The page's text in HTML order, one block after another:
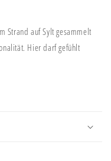
Strand auf Sylt gesammelt
Hier darf gefühlt